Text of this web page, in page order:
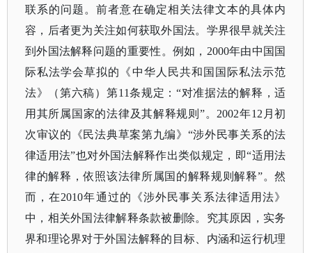
联系的问题。前者意在确定相关法律文本的具体内
容，后者更为关注如何获取外国法。学界很早就关注
到外国法解释问题的重要性。例如， 2000年由中国国
际私法学会草拟的《中华人民共和国国际私法示范
法》（第六稿）第11条规定：“对准据法的解释，适
用其所属国家的法律及其解释规则”。2002年12月初
次审议的《民法典草案第九编》“涉外民事关系的法
律适用法”也对外国法解释作出类似规定，即“适用法
律的解释，依照该法律所属国的解释规则解释”。然
而，在2010年通过的《涉外民事关系法律适用法》
中，相关外国法律解释条款被删除。究其原因，实务
界和理论界对于外国法解释的目标、内涵和运行机理